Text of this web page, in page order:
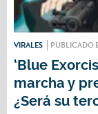
VIRALES PUBLICADO
‘Blue
marcha y
¿Será su